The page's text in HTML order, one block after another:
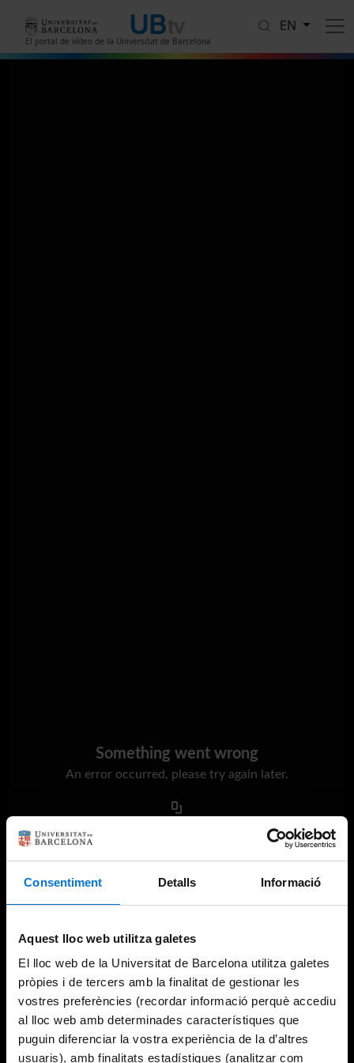
Consentiment Detalls Informació
Aquest lloc web utilitza galetes
El lloc web de la Universitat de Barcelona utilitza galetes
pròpies i de tercers amb la finalitat de gestionar les
vostres preferències (recordar informació perquè accediu
al lloc web amb determinades característiques que
puguin diferenciar la vostra experiència de la d’altres
usuaris), amb finalitats estadístiques (analitzar com
El portal de vídeo de la Universitat de Barcelona
EN
Something went wrong
An error occurred, please try again later.